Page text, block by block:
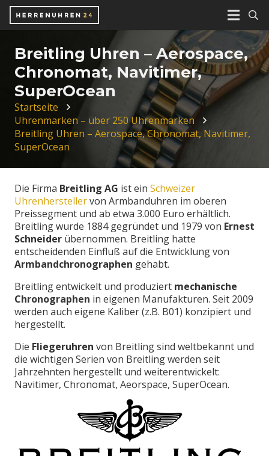
Breitling Uhren – Aerospace,
Chronomat, Navitimer,
SuperOcean
Startseite
Uhrenmarken – über 250 Uhrenmarken
Breitling Uhren – Aerospace, Chronomat, Navitimer,
SuperOcean
Die Firma Breitling AG ist ein Schweizer
Uhrenherstellervon Armbanduhren im oberen
Preissegment und ab etwa 3.000 Euro erhältlich.
Breitling wurde 1884 gegründet und 1979 von Ernest
Schneider übernommen. Breitling hatte
entscheidenden Einfluß auf die Entwicklung von
Armbandchronographen gehabt.
Breitling entwickelt und produziert mechanische
Chronographen in eigenen Manufakturen. Seit 2009
werden auch eigene Kaliber (z.B. B01) konzipiert und
hergestellt.
Die Fliegeruhren von Breitling sind weltbekannt und
die wichtigen Serien von Breitling werden seit
Jahrzehnten hergestellt und weiterentwickelt:
Navitimer, Chronomat, Aeorspace, SuperOcean.